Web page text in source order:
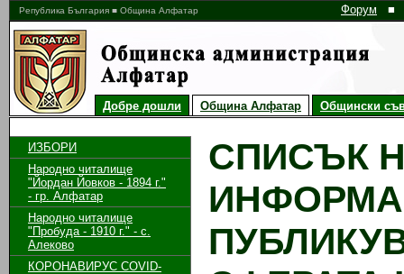
Република България ■ Община Алфатар Форум ■
Добре дошли Община Алфатар Общински
ИЗБОРИ
Народно читалище
"Йордан Йовков - 1894 г."
- гр. Алфатар
Народно читалище
"Пробуда - 1910 г." - с.
Алеково
КОРОНАВИРУС COVID-
СПИСЪК